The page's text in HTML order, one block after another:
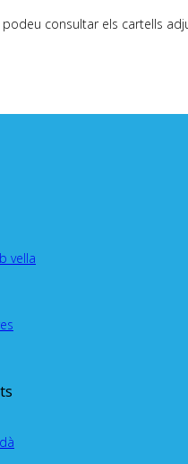
consultar els cartells
vella